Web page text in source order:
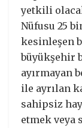
yetkili
Nüfusu 25
kesinleşen
büyükşehir
ayırmayan
ile ayrılan
sahipsiz
etmek veya